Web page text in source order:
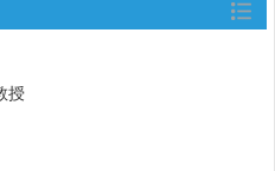
授